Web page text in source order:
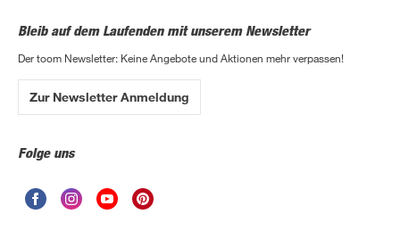
Bleib auf dem Laufenden mit unserem Newsletter
Der toom Newsletter: Keine Angebote und Aktionen mehr verpassen!
Zur Newsletter Anmeldung
Folge uns